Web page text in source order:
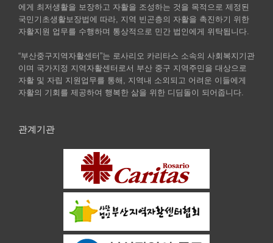
에게 최저생활을 보장하고 자활을 조성하는 것을 목적으로 제정된
국민기초생활보장법에 따라, 지역 빈곤층의 자활을 촉진하기 위한
자활지원 업무를 수행하며 통상적으로 민간 법인에게 위탁됩니다.
“부산중구지역자활센터”는 로사리오 카리타스 소속의 사회복지기관
이며 국가지정 지역자활센터로서 부산 중구 지역주민을 대상으로
자활 및 자립 지원업무를 통해, 지역내 소외되고 어려운 이들에게
자활의 기회를 제공하여 행복한 삶을 위한 디딤돌이 되어줍니다.
관계기관